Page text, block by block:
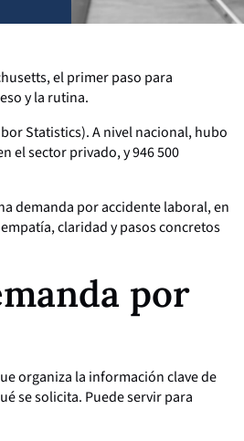
el primer paso para
y la rutina.
Statistics). A nivel nacional, hubo
el sector privado, y 946 500
demanda por accidente laboral, en
claridad y pasos concretos
por
organiza la información clave de
se solicita. Puede servir para
DE CABEZA DESPUÉS DE
de una lesión de cabeza después de
no...